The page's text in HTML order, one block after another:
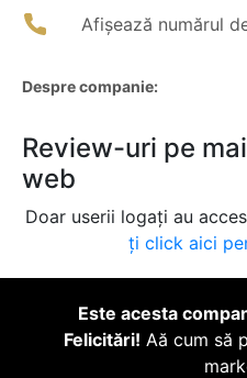
Afișează numărul
Despre companie:
Review-uri pe
web
Doar userii logați au
ți click aici
Este acesta
Felicitări! Aă cum să